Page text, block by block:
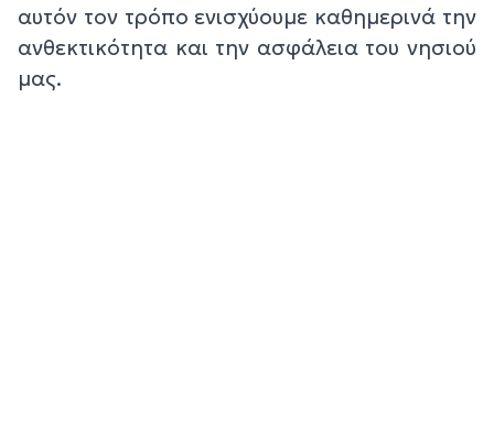
αυτόν τον τρόπο ενισχύουμε καθημερινά την
ανθεκτικότητα και την ασφάλεια του νησιού
μας.